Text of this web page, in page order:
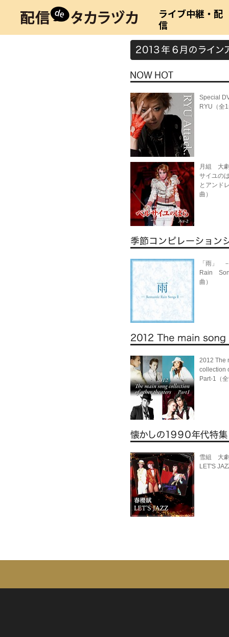
ライブ中継・配
信
Special
RYU（全
月組 大
サイユの
とアンド
曲）
「雨」
Rain
曲）
2012 The
collection
Part-1（
雪組 大
LET'S